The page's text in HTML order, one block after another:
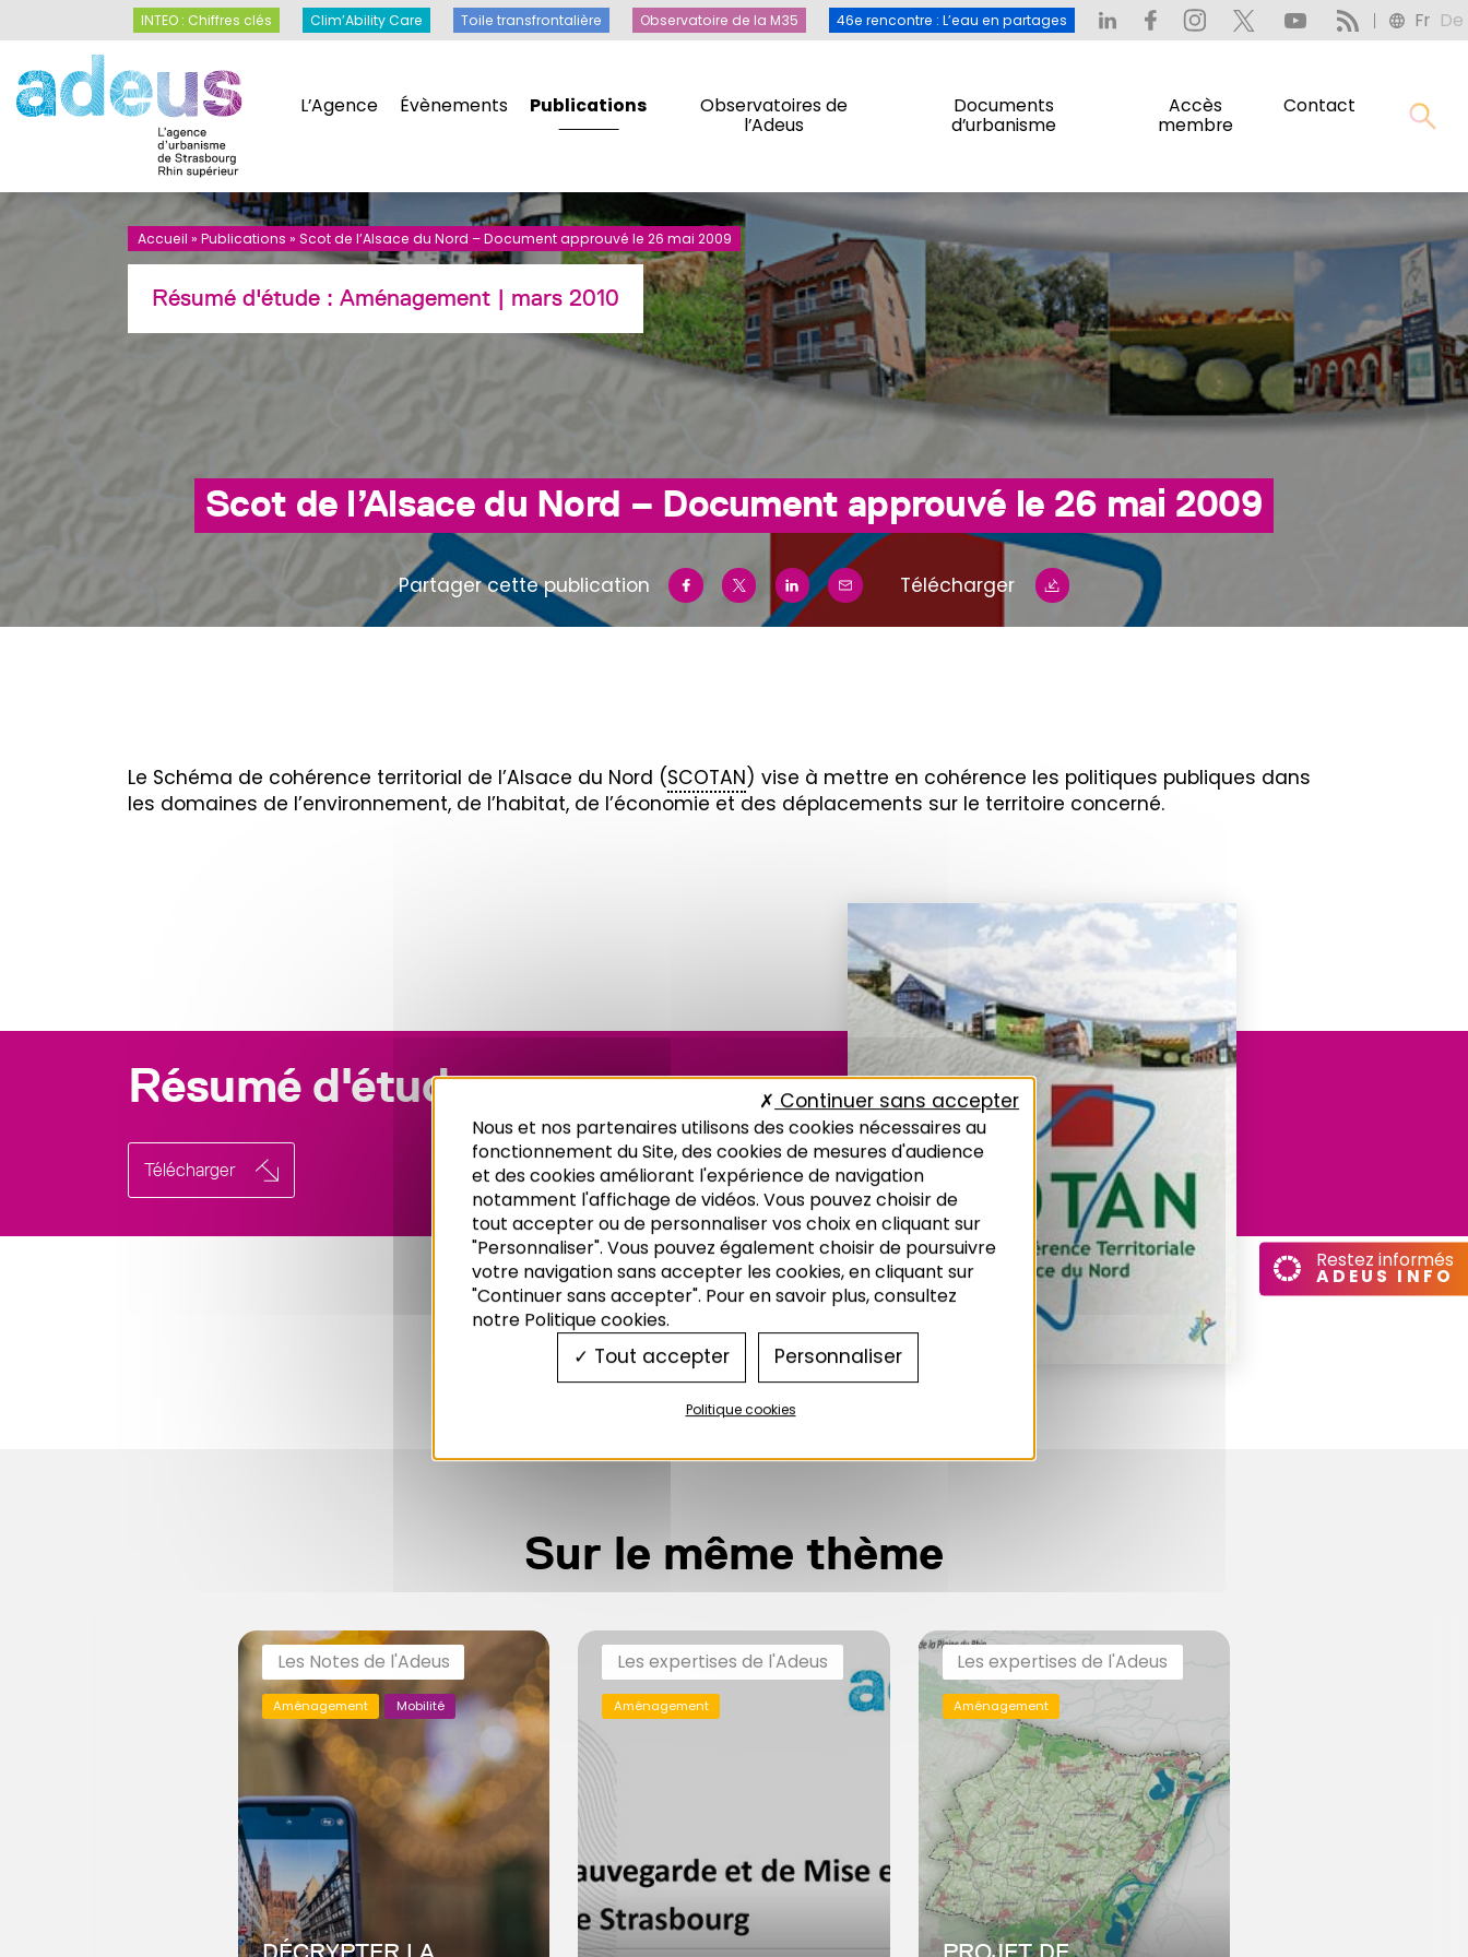
L’Agence Évènements Publications
Observatoires de
l’Adeus
Documents
d’urbanisme
Accès
membre
Contact
INTEO : Chiffres clés Clim’Ability Care Toile transfrontalière Observatoire de la M35 46e rencontre : L’eau en partages Fr De
INTEO : Chiffres clés Clim’Ability Care Toile transfrontalière Observatoire de la M35 46e rencontre : L’eau en partages Fr De
Accueil » Publications » Scot de l’Alsace du Nord – Document approuvé le 26 mai 2009
Résumé d'étude : Aménagement| mars 2010
Scot de l’Alsace du Nord – Document approuvé le 26 mai 2009
Partager cette publication Télécharger
Le Schéma de cohérence territorial de l’Alsace du Nord (SCOTAN) vise à mettre en cohérence les politiques publiques dans
les domaines de l’environnement, de l’habitat, de l’économie et des déplacements sur le territoire concerné.
Résumé d'étude
Télécharger
Sur le même thème
Les Notes de l'Adeus
Aménagement Mobilité
Les expertises de l'Adeus
Aménagement
Les expertises de l'Adeus
Aménagement
Restez informés
ADEUS INFO
Panneau de gestion des cookies
Nous et nos partenaires utilisons des cookies nécessaires au
fonctionnement du Site, des cookies de mesures d'audience
et des cookies améliorant l'expérience de navigation
notamment l'affichage de vidéos. Vous pouvez choisir de
tout accepter ou de personnaliser vos choix en cliquant sur
"Personnaliser". Vous pouvez également choisir de poursuivre
votre navigation sans accepter les cookies, en cliquant sur
"Continuer sans accepter". Pour en savoir plus, consultez
notre Politique cookies.
Tout accepter
Continuer sans accepter
Personnaliser
Politique cookies